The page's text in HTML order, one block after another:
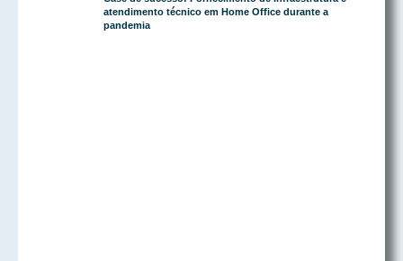
atendimento técnico em Home Office durante a
pandemia